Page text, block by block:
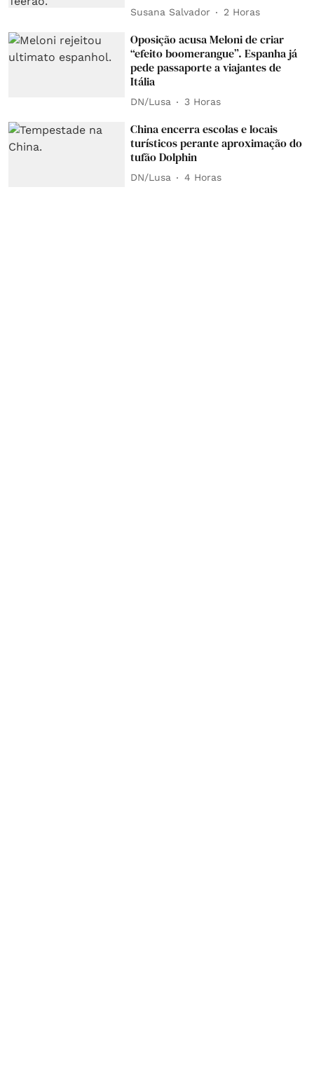
Susana Salvador 2 Horas
Oposição acusa Meloni de criar
“efeito boomerangue”. Espanha já
pede passaporte a viajantes de
Itália
DN/Lusa 3 Horas
China encerra escolas e locais
turísticos perante aproximação do
tufão Dolphin
DN/Lusa 4 Horas